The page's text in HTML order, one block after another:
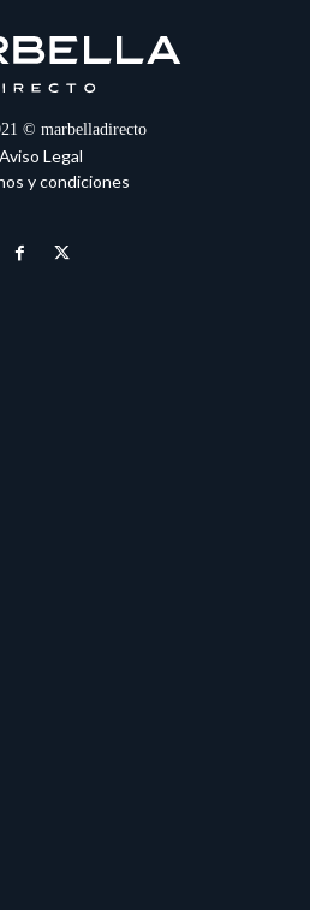
© marbelladirecto
Aviso Legal
y condiciones